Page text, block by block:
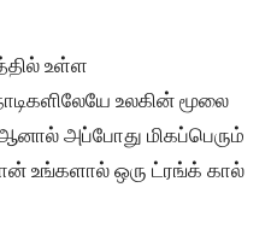
உள்ள
உலகின் மூலை
ஆனால் அப்போது மிகப்பெரும்
உங்களால் ஒரு ட்ரங்க் கால்